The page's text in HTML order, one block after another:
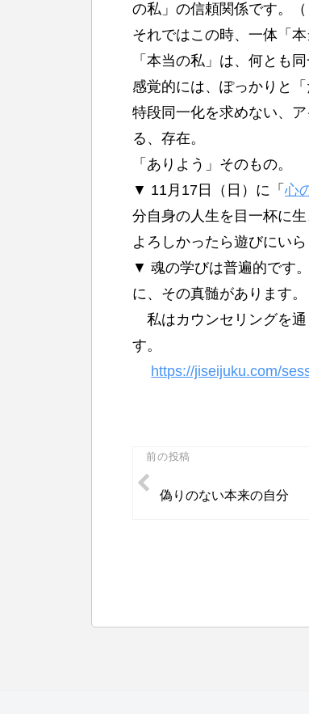
の私」の信頼関係です。
それではこの時、一体「
「本当の私」は、何とも
感覚的には、ぽっかりと
特段同一化を求めない、
る、存在。
「ありよう」そのもの。
▼ 11月17日（日）に「心
分自身の人生を目一杯に
よろしかったら遊びにい
▼ 魂の学びは普遍的です
に、その真髄があります。
私はカウンセリングを通
す。
https://jiseijuku.com/
投
稿
前の投稿
偽りのない本来の自分